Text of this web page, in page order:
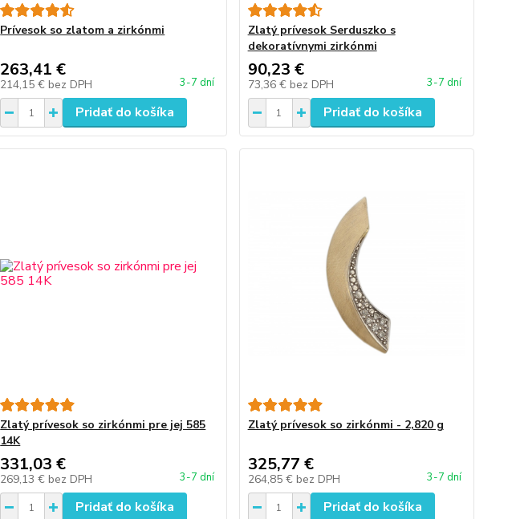
Prívesok so zlatom a zirkónmi
263,41 €
214,15 € bez DPH 3-7 dní
Pridať do košíka
Zlatý prívesok Serduszko s
dekoratívnymi zirkónmi
90,23 €
73,36 € bez DPH 3-7 dní
Pridať do košíka
Zlatý prívesok so zirkónmi pre jej 585
14K
331,03 €
269,13 € bez DPH 3-7 dní
Pridať do košíka
Zlatý prívesok so zirkónmi - 2,820 g
325,77 €
264,85 € bez DPH 3-7 dní
Pridať do košíka